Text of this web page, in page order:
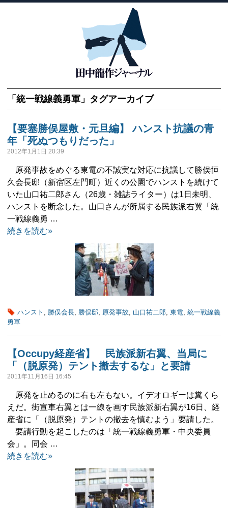
「 統一戦線義勇軍 」タグアーカイブ
【要塞勝俣屋敷・元旦編】 ハンスト抗議の青
年「死ぬつもりだった」
2012年1月1日 20:39
原発事故をめぐる東電の不誠実な対応に抗議して勝俣恒
久会長邸（新宿区左門町）近くの公園でハンストを続けて
いた山口祐二郎さん（26歳・雑誌ライター）は1日未明、
ハンストを断念した。山口さんが所属する民族派右翼「統
一戦線義勇 …
続きを読む»
ハンスト , 勝俣会長, 勝俣邸, 原発事故, 山口祐二郎, 東電, 統一戦線義
勇軍
【Occupy経産省】 民族派新右翼、当局に
「（脱原発）テント撤去するな」と要請
2011年11月16日 16:45
原発を止めるのに右も左もない。イデオロギーは糞くら
えだ。街宣車右翼とは一線を画す民族派新右翼が16日、経
産省に「（脱原発）テントの撤去を慎むよう」要請した。
要請行動を起こしたのは「統一戦線義勇軍・中央委員
会」。同会 …
続きを読む»